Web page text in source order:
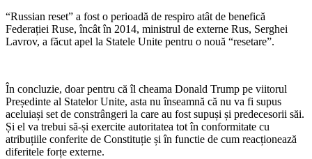
“Russian reset” a fost o perioadă de respiro atât de benefică
Federației Ruse, încât în 2014, ministrul de externe Rus, Serghei
Lavrov, a făcut apel la Statele Unite pentru o nouă “resetare”.
În concluzie, doar pentru că îl cheama Donald Trump pe viitorul
Președinte al Statelor Unite, asta nu înseamnă că nu va fi supus
aceluiași set de constrângeri la care au fost supuși și predecesorii săi.
Și el va trebui să-și exercite autoritatea tot în conformitate cu
atribuțiile conferite de Constituție și în functie de cum reacționează
diferitele forțe externe.